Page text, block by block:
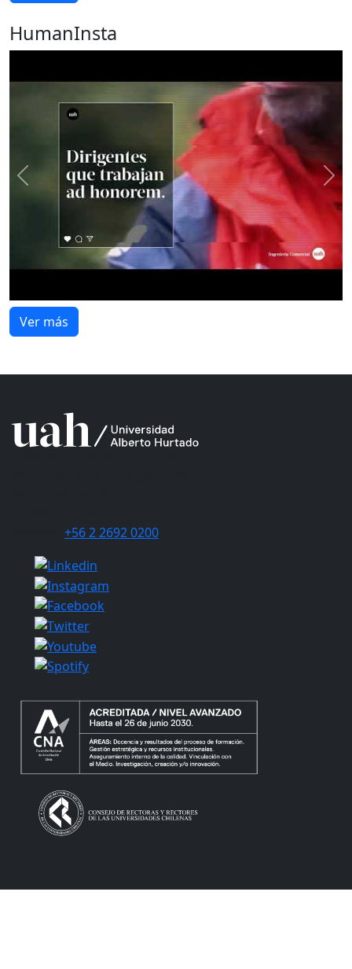
Ver más
Universidad Alberto Hurtado
Avda. Bernardo O’Higgins 1825
Metro Los Héroes